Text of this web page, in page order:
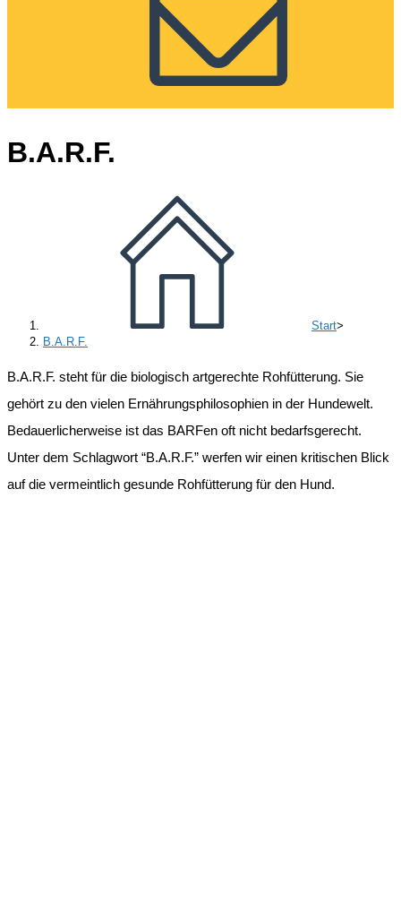
B.A.R.F.
Start>
B.A.R.F.
B.A.R.F. steht für die biologisch artgerechte Rohfütterung. Sie
gehört zu den vielen Ernährungsphilosophien in der Hundewelt.
Bedauerlicherweise ist das BARFen oft nicht bedarfsgerecht.
Unter dem Schlagwort “B.A.R.F.” werfen wir einen kritischen Blick
auf die vermeintlich gesunde Rohfütterung für den Hund.